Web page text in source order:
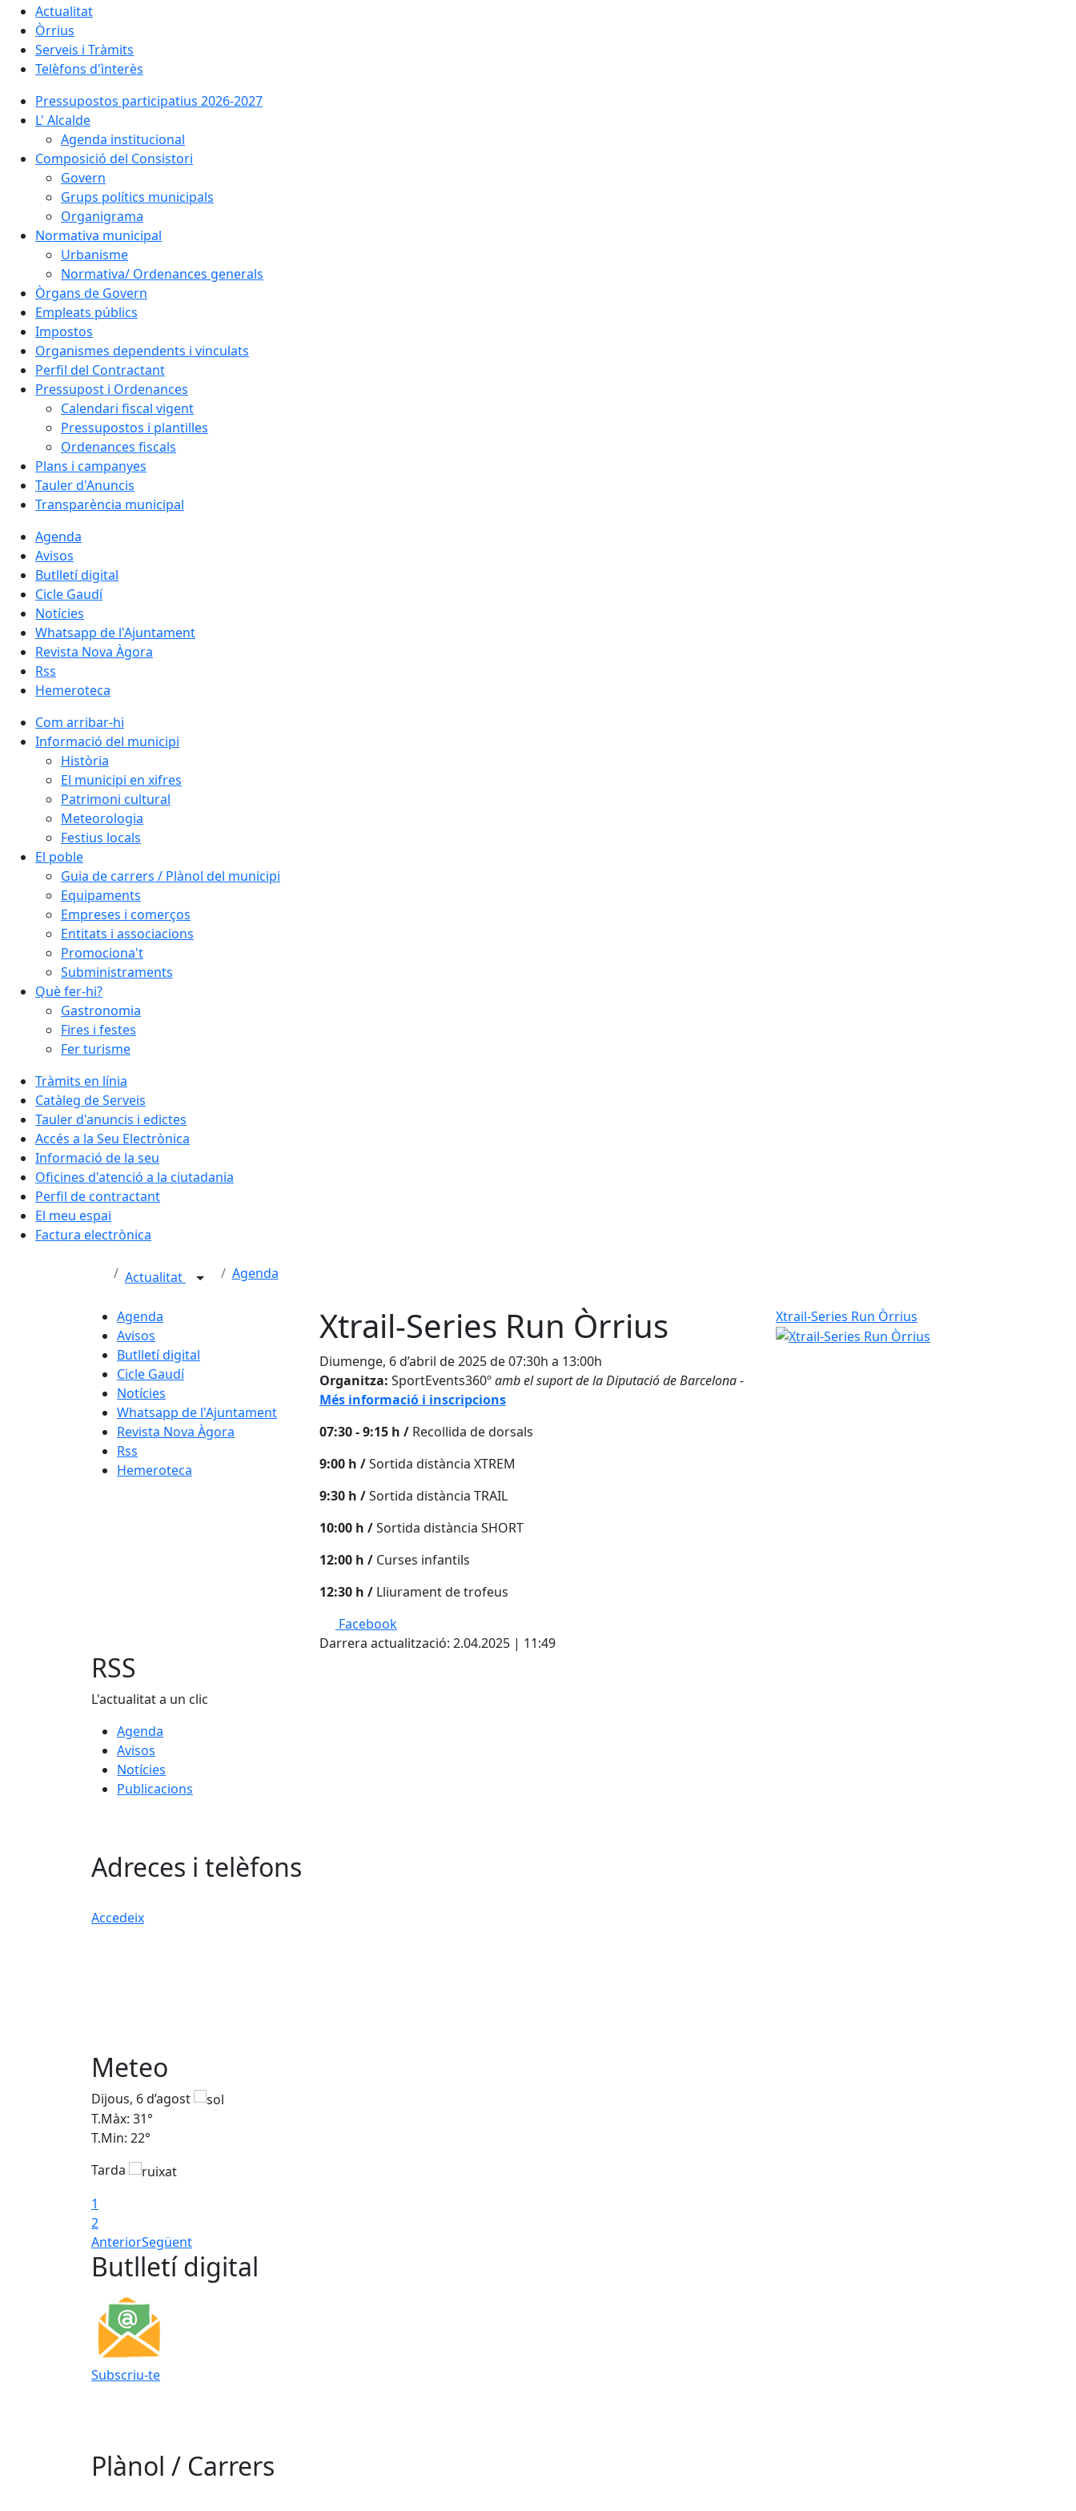
Actualitat
Òrrius
Serveis i Tràmits
Telèfons d'ìnterès
Pressupostos participatius 2026-2027
L' Alcalde
Agenda institucional
Composició del Consistori
Govern
Grups polítics municipals
Organigrama
Normativa municipal
Urbanisme
Normativa/ Ordenances generals
Òrgans de Govern
Empleats públics
Impostos
Organismes dependents i vinculats
Perfil del Contractant
Pressupost i Ordenances
Calendari fiscal vigent
Pressupostos i plantilles
Ordenances fiscals
Plans i campanyes
Tauler d'Anuncis
Transparència municipal
Agenda
Avisos
Butlletí digital
Cicle Gaudí
Notícies
Whatsapp de l'Ajuntament
Revista Nova Àgora
Rss
Hemeroteca
Com arribar-hi
Informació del municipi
Història
El municipi en xifres
Patrimoni cultural
Meteorologia
Festius locals
El poble
Guia de carrers / Plànol del municipi
Equipaments
Empreses i comerços
Entitats i associacions
Promociona't
Subministraments
Què fer-hi?
Gastronomia
Fires i festes
Fer turisme
Tràmits en línia
Catàleg de Serveis
Tauler d'anuncis i edictes
Accés a la Seu Electrònica
Informació de la seu
Oficines d'atenció a la ciutadania
Perfil de contractant
El meu espai
Factura electrònica
Actualitat Agenda
Agenda
Avisos
Butlletí digital
Cicle Gaudí
Notícies
Whatsapp de l'Ajuntament
Revista Nova Àgora
Rss
Hemeroteca
Xtrail-Series Run Òrrius
Diumenge, 6 d’abril de 2025 de 07:30h a 13:00h
Organitza: SportEvents360ºamb el suport de la Diputació de Barcelona -
Més informació i inscripcions
07:30 - 9:15 h / Recollida de dorsals ​
9:00 h /Sortida distància XTREM
9:30 h /Sortida distància TRAIL ​
10:00 h /Sortida distància SHORT ​
12:00 h / Curses infantils
12:30 h / Lliurament de trofeus
Facebook
Darrera actualització: 2.04.2025 | 11:49
Xtrail-Series Run Òrrius
RSS
L'actualitat a un clic
Agenda
Avisos
Notícies
Publicacions
Adreces i telèfons
Accedeix
Meteo
Dijous, 6 d’agost
T.Màx: 31°
T.Min: 22°
Tarda
1
2
AnteriorSegüent
Butlletí digital
Subscriu-te
Plànol / Carrers